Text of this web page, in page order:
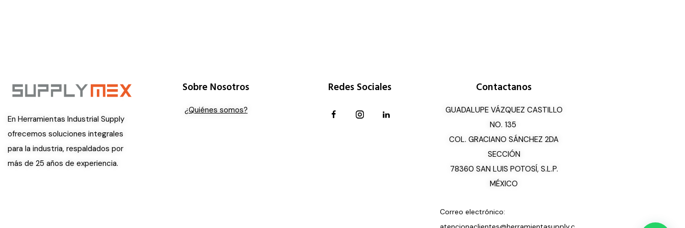
En Herramientas Industrial Supply
ofrecemos soluciones integrales
para la industria, respaldados por
más de 25 años de experiencia.
Sobre Nosotros
¿Quiénes somos?
Redes Sociales Contactanos
GUADALUPE VÁZQUEZ CASTILLO
NO. 135
COL. GRACIANO SÁNCHEZ 2DA
SECCIÓN
78360 SAN LUIS POTOSÍ, S.L.P.
MÉXICO
Correo electrónico: